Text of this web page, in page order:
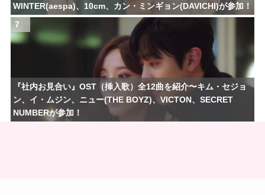
WINTER(aespa)、10cm、カン・ミンギョン(DAVICHI)が参加！
7
『社内お見合い』OST（挿入歌）全12曲を紹介〜キム・セジョ
ン、イ・ムジン、ニュー(THE BOYZ)、VICTON、SECRET
NUMBERが参加！